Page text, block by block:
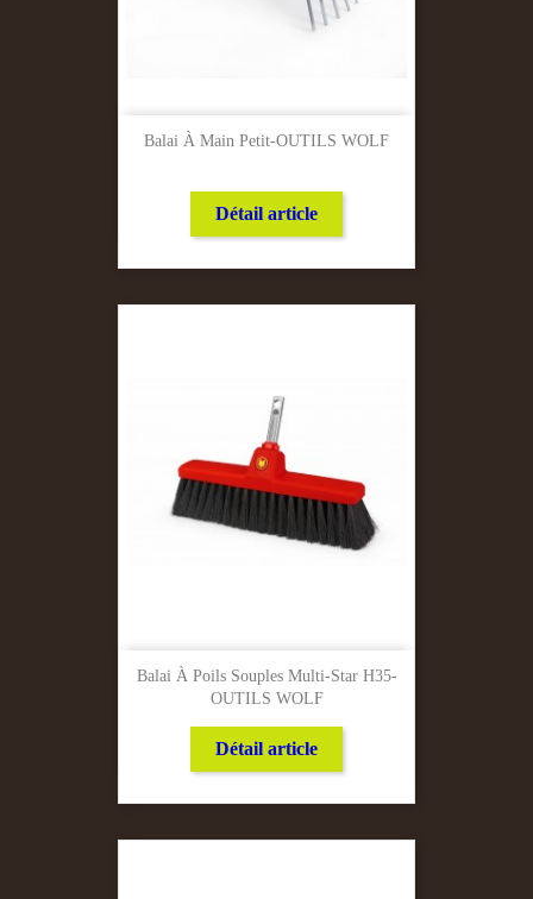
Balai À Main Petit-OUTILS WOLF
Détail article
Balai À Poils Souples Multi-Star H35-
OUTILS WOLF
Détail article